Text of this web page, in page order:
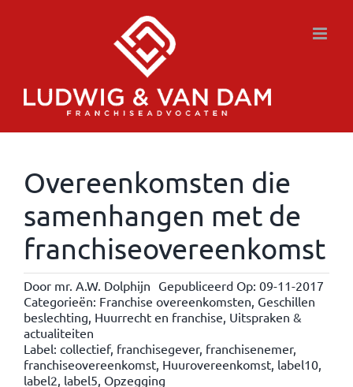
Overeenkomsten die
samenhangen met de
franchiseovereenkomst
Door mr. A.W. Dolphijn Gepubliceerd Op: 09-11-2017
Categorieën: Franchise overeenkomsten, Geschillen
beslechting, Huurrecht en franchise, Uitspraken &
actualiteiten
Label: collectief, franchisegever, franchisenemer,
franchiseovereenkomst, Huurovereenkomst, label10,
label2, label5, Opzegging